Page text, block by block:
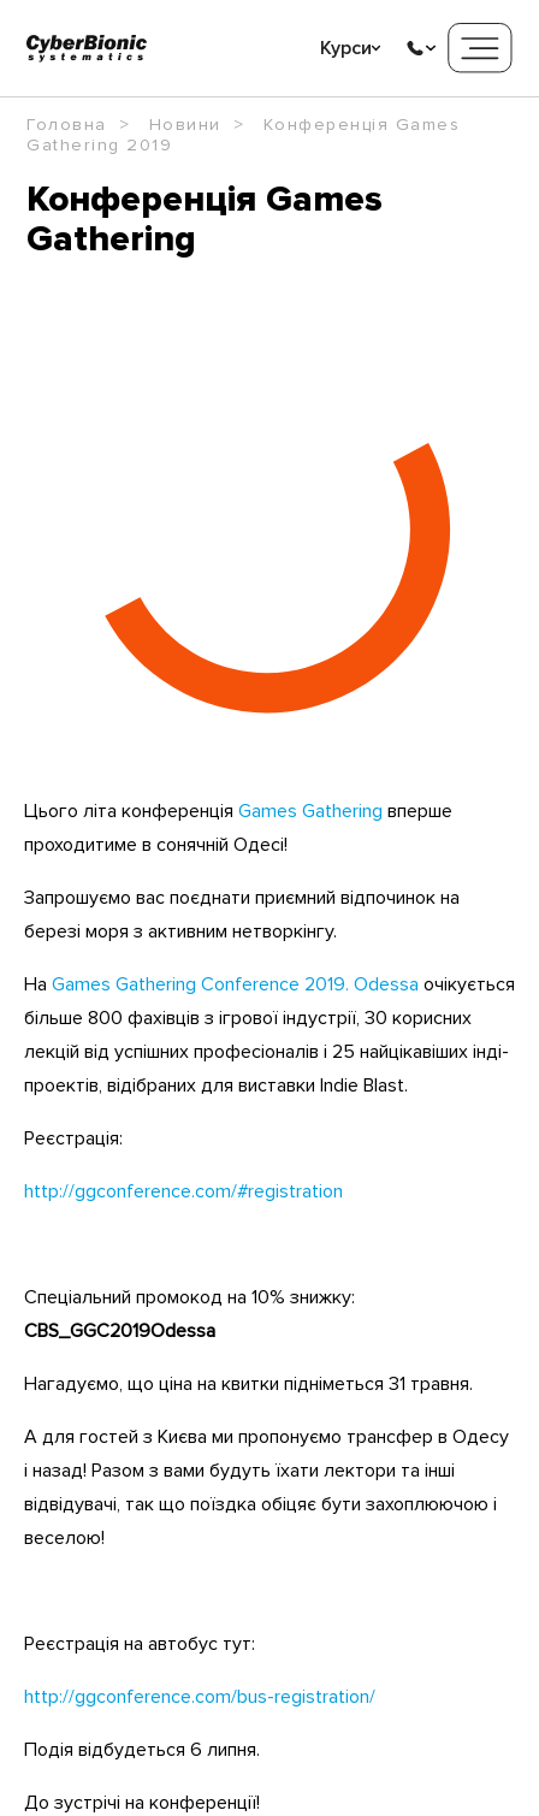
Курси
Головна Новини
Конференція Games
Gathering 2019
Конференція Games
Gathering
Цього літа конференція Games Gathering вперше
проходитиме в сонячній Одесі!
Запрошуємо вас поєднати приємний відпочинок на
березі моря з активним нетворкінгу.
На Games Gathering Conference 2019. Odessa очікується
більше 800 фахівців з ігрової індустрії, 30 корисних
лекцій від успішних професіоналів і 25 найцікавіших інді-
проектів, відібраних для виставки Indie Blast.
Реєстрація:
http://ggconference.com/#registration
Спеціальний промокод на 10% знижку:
CBS_GGC2019Odessa
Нагадуємо, що ціна на квитки підніметься 31 травня.
А для гостей з Києва ми пропонуємо трансфер в Одесу
і назад! Разом з вами будуть їхати лектори та інші
відвідувачі, так що поїздка обіцяє бути захоплюючою і
веселою!
Реєстрація на автобус тут:
http://ggconference.com/bus-registration/
Подія відбудеться 6 липня.
До зустрічі на конференції!